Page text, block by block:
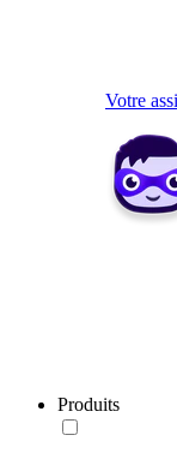
Votre
Produits